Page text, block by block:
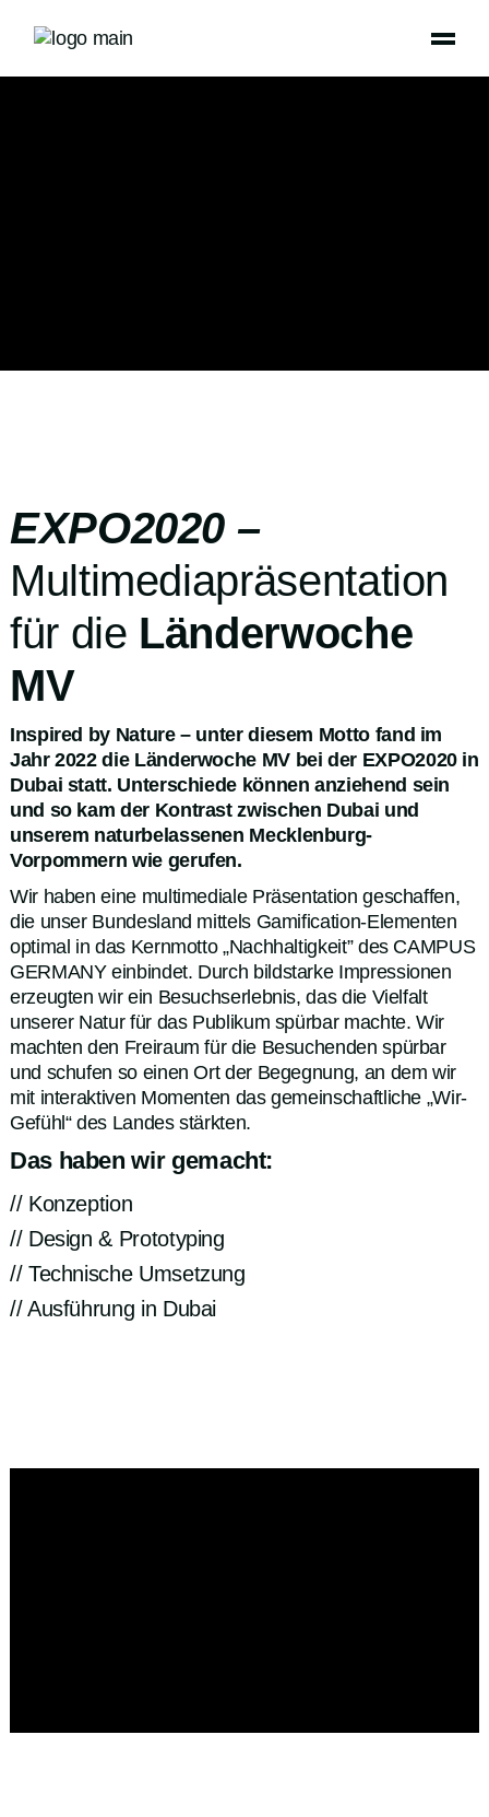
EXPO2020 –
Multimediapräsentation
für die Länderwoche
MV
Inspired by Nature – unter diesem Motto fand im
Jahr 2022 die Länderwoche MV bei der EXPO2020 in
Dubai statt. Unterschiede können anziehend sein
und so kam der Kontrast zwischen Dubai und
unserem naturbelassenen Mecklenburg-
Vorpommern wie gerufen.
Wir haben eine multimediale Präsentation geschaffen,
die unser Bundesland mittels Gamification-Elementen
optimal in das Kernmotto „Nachhaltigkeit” des CAMPUS
GERMANY einbindet. Durch bildstarke Impressionen
erzeugten wir ein Besuchserlebnis, das die Vielfalt
unserer Natur für das Publikum spürbar machte. Wir
machten den Freiraum für die Besuchenden spürbar
und schufen so einen Ort der Begegnung, an dem wir
mit interaktiven Momenten das gemeinschaftliche „Wir-
Gefühl“ des Landes stärkten.
Das haben wir gemacht:
// Konzeption
// Design & Prototyping
// Technische Umsetzung
// Ausführung in Dubai